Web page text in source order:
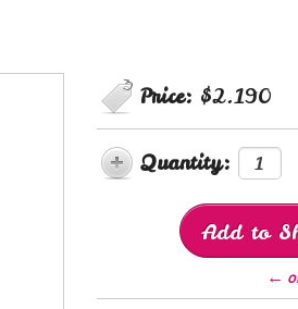
Price: $2.190
Quantity:
←